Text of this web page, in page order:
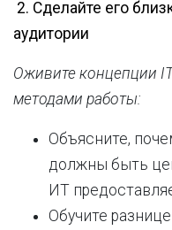
2. Сделайте его
аудитории
Оживите концепции
методами работы:
Объясните,
должны быть
ИТ
Обучите